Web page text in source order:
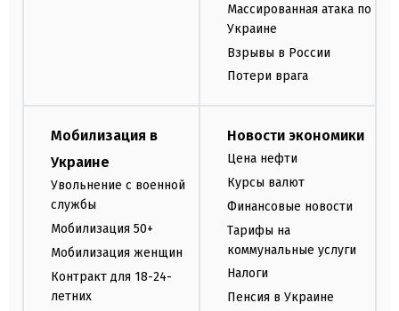
Массированная атака по
Украине
Взрывы в России
Потери врага
Мобилизация в
Украине
Увольнение с военной
службы
Мобилизация 50+
Мобилизация женщин
Контракт для 18-24-
летних
Новости экономики
Цена нефти
Курсы валют
Финансовые новости
Тарифы на
коммунальные услуги
Налоги
Пенсия в Украине